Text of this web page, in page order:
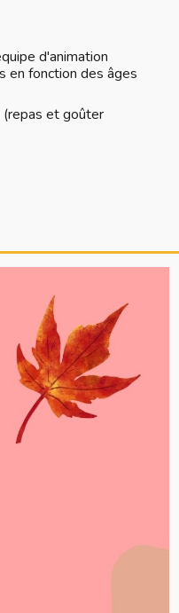
d'animation
en fonction des âges
et goûter